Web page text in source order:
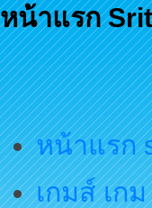
หน้าแรก
หน้าแรก
เกมส์ เกม